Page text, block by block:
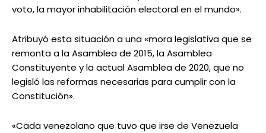
voto, la mayor inhabilitación electoral en el mundo».
Atribuyó esta situación a una «mora legislativa que se
remonta a la Asamblea de 2015, la Asamblea
Constituyente y la actual Asamblea de 2020, que no
legisló las reformas necesarias para cumplir con la
Constitución».
«Cada venezolano que tuvo que irse de Venezuela